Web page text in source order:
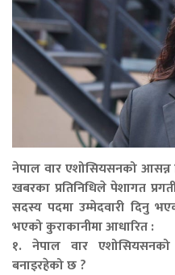
नेपाल वार एशोसियसनको आसन्न
खबरका प्रतिनिधिले पेशागत
सदस्य पदमा उम्मेदवारी दिनु
भएको कुराकानीमा आधारित :
१. नेपाल वार
बनाइरहेको छ ?